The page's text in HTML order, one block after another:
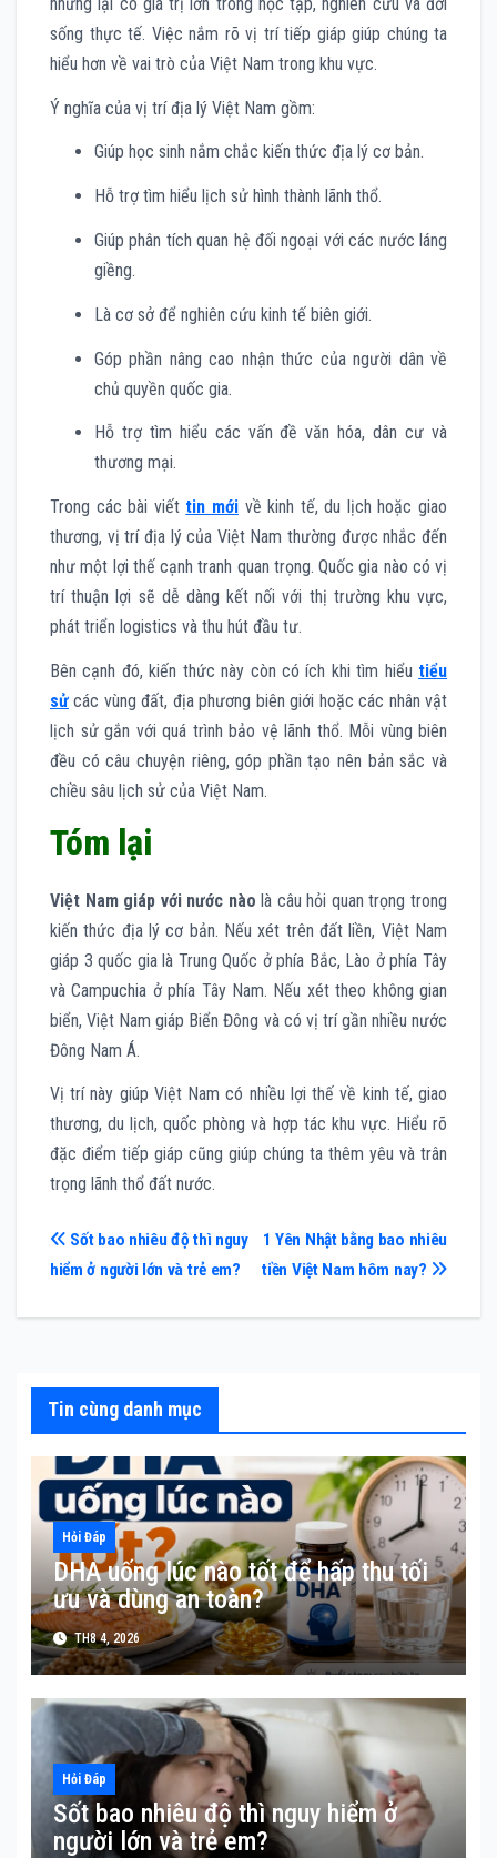
sống thực tế. Việc nắm rõ vị trí tiếp giáp giúp chúng ta
hiểu hơn về vai trò của Việt Nam trong khu vực.
Ý nghĩa của vị trí địa lý Việt Nam gồm:
Giúp học sinh nắm chắc kiến thức địa lý cơ bản.
Hỗ trợ tìm hiểu lịch sử hình thành lãnh thổ.
Giúp phân tích quan hệ đối ngoại với các nước láng
giềng.
Là cơ sở để nghiên cứu kinh tế biên giới.
Góp phần nâng cao nhận thức của người dân về
chủ quyền quốc gia.
Hỗ trợ tìm hiểu các vấn đề văn hóa, dân cư và
thương mại.
Trong các bài viết tin mớivề kinh tế, du lịch hoặc giao
thương, vị trí địa lý của Việt Nam thường được nhắc đến
như một lợi thế cạnh tranh quan trọng. Quốc gia nào có vị
trí thuận lợi sẽ dễ dàng kết nối với thị trường khu vực,
phát triển logistics và thu hút đầu tư.
Bên cạnh đó, kiến thức này còn có ích khi tìm hiểu tiểu
sử các vùng đất, địa phương biên giới hoặc các nhân vật
lịch sử gắn với quá trình bảo vệ lãnh thổ. Mỗi vùng biên
đều có câu chuyện riêng, góp phần tạo nên bản sắc và
chiều sâu lịch sử của Việt Nam.
Tóm lại
Việt Nam giáp với nước nào là câu hỏi quan trọng trong
kiến thức địa lý cơ bản. Nếu xét trên đất liền, Việt Nam
giáp 3 quốc gia là Trung Quốc ở phía Bắc, Lào ở phía Tây
và Campuchia ở phía Tây Nam. Nếu xét theo không gian
biển, Việt Nam giáp Biển Đông và có vị trí gần nhiều nước
Đông Nam Á.
Vị trí này giúp Việt Nam có nhiều lợi thế về kinh tế, giao
thương, du lịch, quốc phòng và hợp tác khu vực. Hiểu rõ
đặc điểm tiếp giáp cũng giúp chúng ta thêm yêu và trân
trọng lãnh thổ đất nước.
Điều
hướng
viết
1 Yên Nhật bằng bao nhiêu
tiền Việt Nam hôm nay?
Sốt bao nhiêu độ thì nguy
hiểm ở người lớn và trẻ em?
Tin cùng danh mục
Hỏi Đáp
DHA uống lúc nào tốt để hấp thu tối
ưu và dùng an toàn?
TH8 4, 2026
Hỏi Đáp
Sốt bao nhiêu độ thì nguy hiểm ở
người lớn và trẻ em?